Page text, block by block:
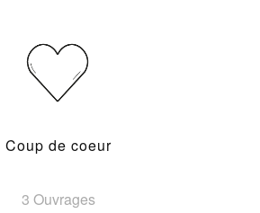
Coup de coeur
3 Ouvrages